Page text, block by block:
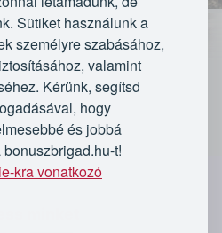
Sütiket használunk a
személyre szabásához,
valamint
Kérünk, segítsd
hogy
és jobbá
t!
kra vonatkozó
ellátással 2 fő
a Forster
és Panzióban
`